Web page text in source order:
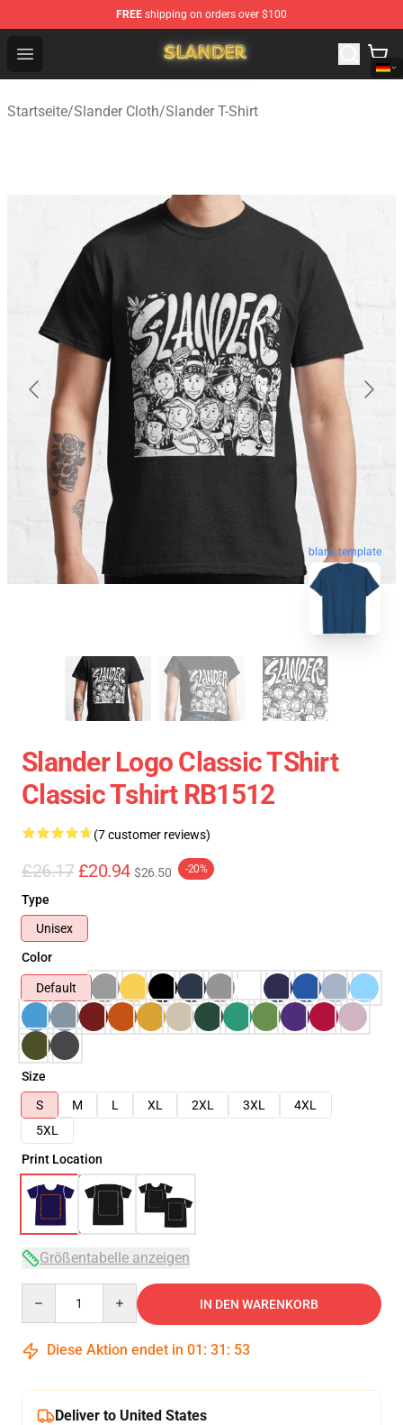
FREE shipping on orders over $100
Open menu
Slander Shop - Official Slander Merchandise Store
Startseite/Slander Cloth/Slander T-Shirt
blank template
Slander Logo Classic TShirt
Classic Tshirt RB1512
(7 customer reviews)
£26.17 £20.94 $26.50 -20%
Type
Unisex
Color
Default
Size
S
M L XL 2XL 3XL
4XL
5XL
Print Location
Größentabelle anzeigen
IN DEN WARENKORB
Diese Aktion endet in 01 : 31 : 53
Deliver to United States